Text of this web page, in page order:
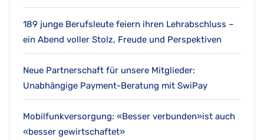
189 junge Berufsleute feiern ihren Lehrabschluss –
ein Abend voller Stolz, Freude und Perspektiven
Neue Partnerschaft für unsere Mitglieder:
Unabhängige Payment-Beratung mit SwiPay
Mobilfunkversorgung: «Besser verbunden»ist auch
«besser gewirtschaftet»